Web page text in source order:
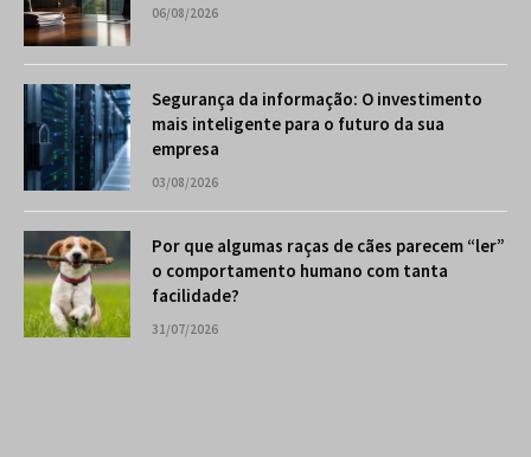
06/08/2026
Segurança da informação: O investimento
mais inteligente para o futuro da sua
empresa
03/08/2026
Por que algumas raças de cães parecem “ler”
o comportamento humano com tanta
facilidade?
31/07/2026